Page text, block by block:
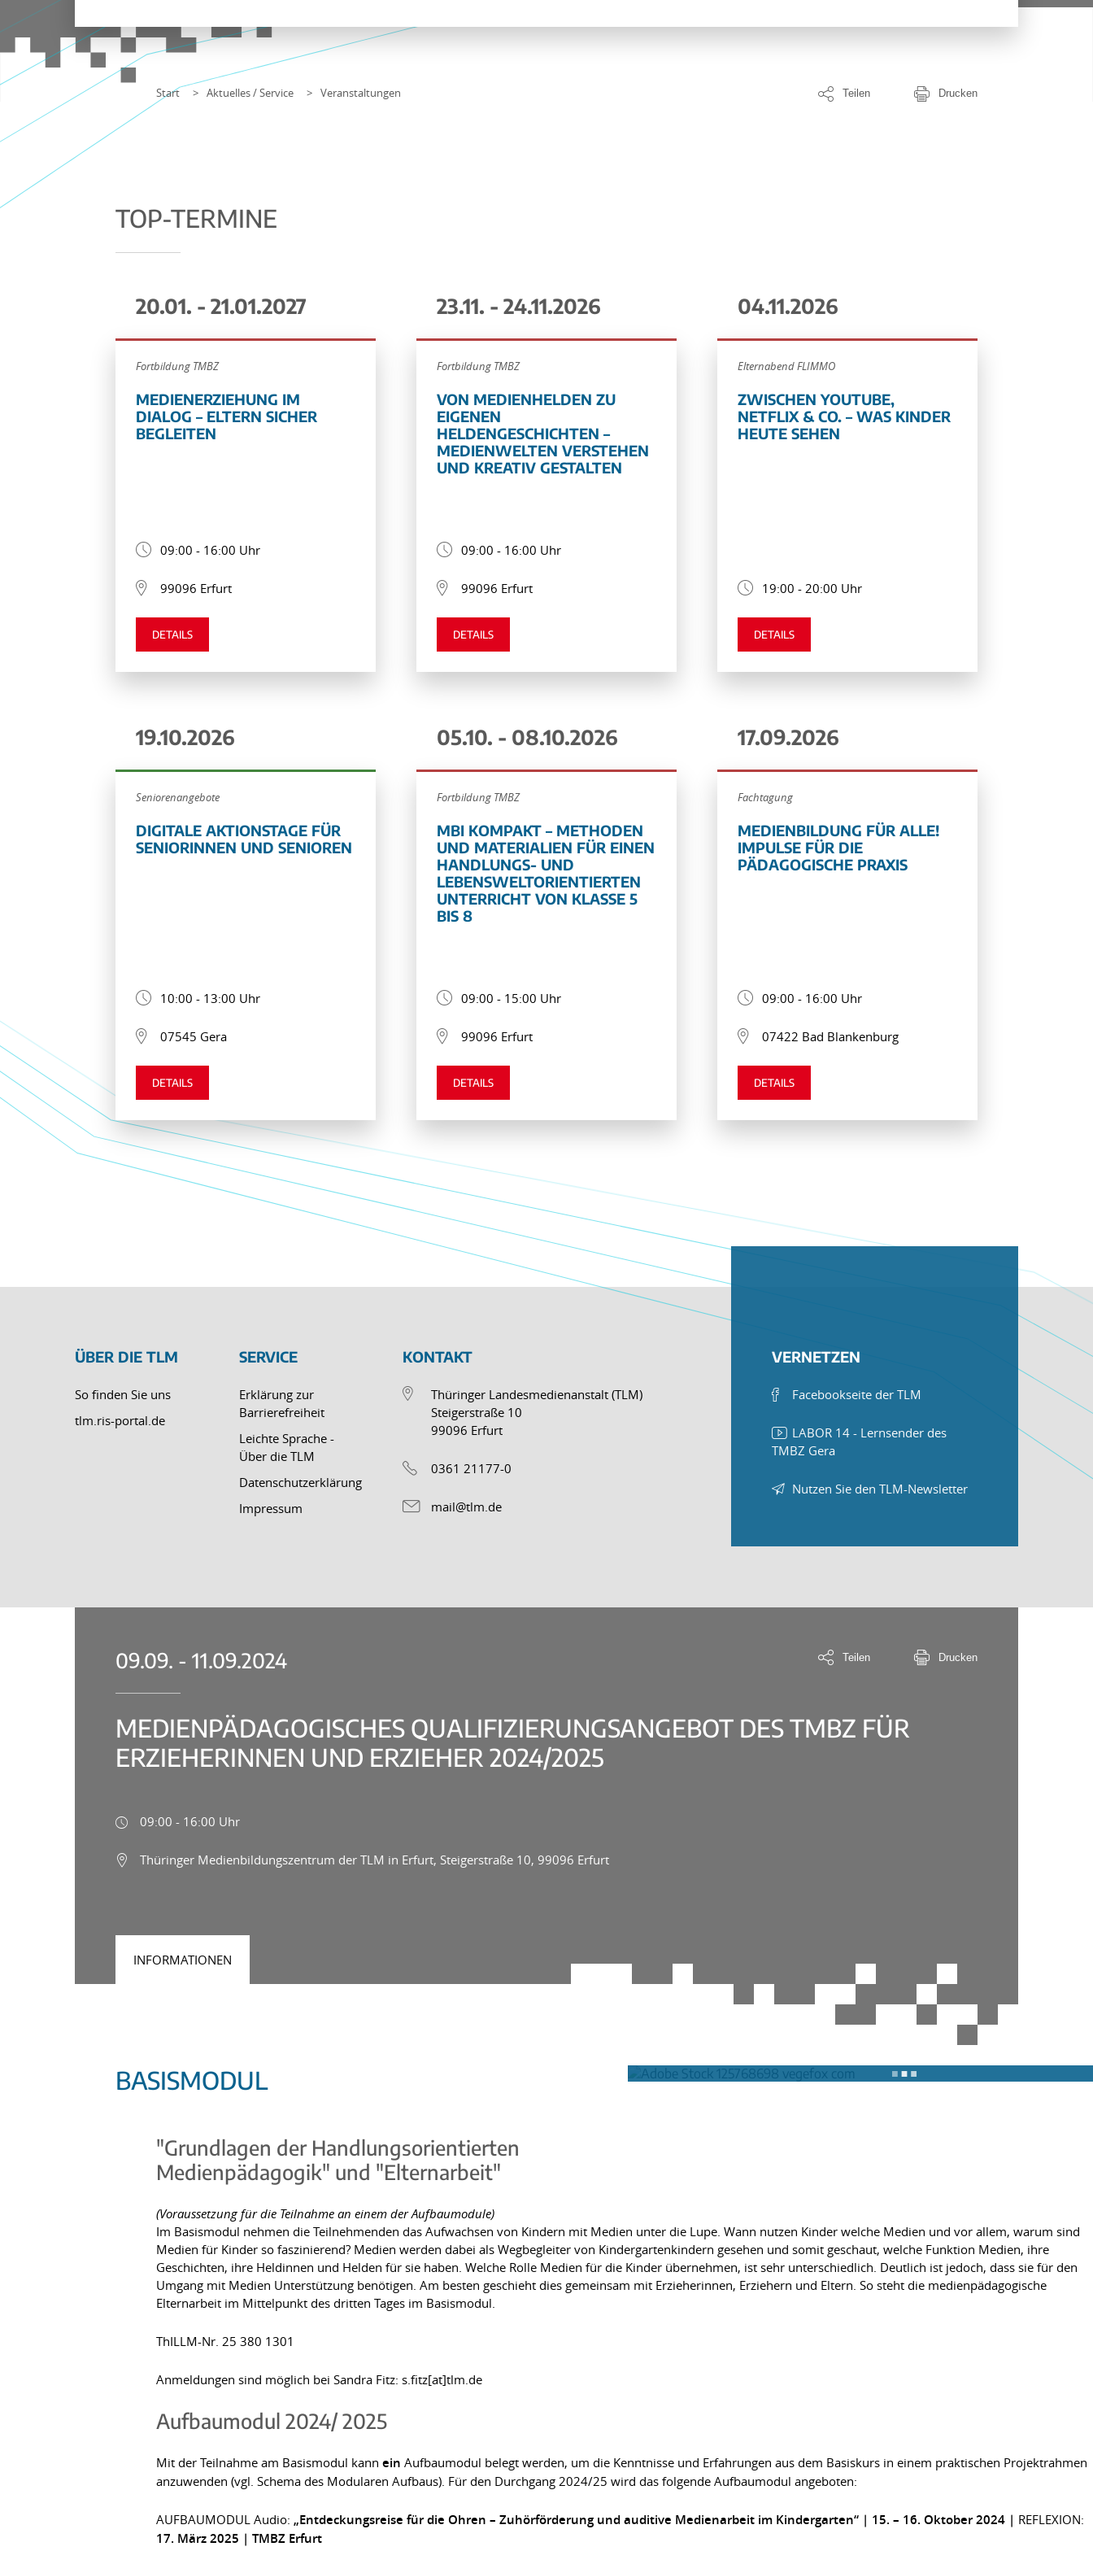
Start Aktuelles / Service Veranstaltungen Teilen Drucken
TOP-TERMINE
20.01. - 21.01.2027
Fortbildung TMBZ
MEDIENERZIEHUNG IM
DIALOG – ELTERN SICHER
BEGLEITEN
09:00 - 16:00 Uhr
99096 Erfurt
DETAILS
23.11. - 24.11.2026
Fortbildung TMBZ
VON MEDIENHELDEN ZU
EIGENEN
HELDENGESCHICHTEN –
MEDIENWELTEN VERSTEHEN
UND KREATIV GESTALTEN
09:00 - 16:00 Uhr
99096 Erfurt
DETAILS
04.11.2026
Elternabend FLIMMO
ZWISCHEN YOUTUBE,
NETFLIX & CO. – WAS KINDER
HEUTE SEHEN
19:00 - 20:00 Uhr
DETAILS
19.10.2026
Seniorenangebote
DIGITALE AKTIONSTAGE FÜR
SENIORINNEN UND SENIOREN
10:00 - 13:00 Uhr
07545 Gera
DETAILS
05.10. - 08.10.2026
Fortbildung TMBZ
MBI KOMPAKT – METHODEN
UND MATERIALIEN FÜR EINEN
HANDLUNGS- UND
LEBENSWELTORIENTIERTEN
UNTERRICHT VON KLASSE 5
BIS 8
09:00 - 15:00 Uhr
99096 Erfurt
DETAILS
17.09.2026
Fachtagung
MEDIENBILDUNG FÜR ALLE!
IMPULSE FÜR DIE
PÄDAGOGISCHE PRAXIS
09:00 - 16:00 Uhr
07422 Bad Blankenburg
DETAILS
ÜBER DIE TLM
So finden Sie uns
tlm.ris-portal.de
SERVICE
Erklärung zur
Barrierefreiheit
Leichte Sprache -
Über die TLM
Datenschutzerklärung
Impressum
KONTAKT
Thüringer Landesmedienanstalt (TLM)
Steigerstraße 10
99096 Erfurt
0361 21177-0
mail@tlm.de
VERNETZEN
Facebookseite der TLM
LABOR 14 - Lernsender des
TMBZ Gera
Nutzen Sie den TLM-Newsletter
09.09. - 11.09.2024 Teilen Drucken
MEDIENPÄDAGOGISCHES QUALIFIZIERUNGSANGEBOT DES TMBZ FÜR
ERZIEHERINNEN UND ERZIEHER 2024/2025
09:00 - 16:00 Uhr
Thüringer Medienbildungszentrum der TLM in Erfurt, Steigerstraße 10, 99096 Erfurt
INFORMATIONEN
BASISMODUL
"Grundlagen der Handlungsorientierten
Medienpädagogik" und "Elternarbeit"
(Voraussetzung für die Teilnahme an einem der Aufbaumodule)
Im Basismodul nehmen die Teilnehmenden das Aufwachsen von Kindern mit Medien unter die Lupe. Wann nutzen Kinder welche Medien und vor allem, warum sind
Medien für Kinder so faszinierend? Medien werden dabei als Wegbegleiter von Kindergartenkindern gesehen und somit geschaut, welche Funktion Medien, ihre
Geschichten, ihre Heldinnen und Helden für sie haben. Welche Rolle Medien für die Kinder übernehmen, ist sehr unterschiedlich. Deutlich ist jedoch, dass sie für den
Umgang mit Medien Unterstützung benötigen. Am besten geschieht dies gemeinsam mit Erzieherinnen, Erziehern und Eltern. So steht die medienpädagogische
Elternarbeit im Mittelpunkt des dritten Tages im Basismodul.
ThILLM-Nr. 25 380 1301
Anmeldungen sind möglich bei Sandra Fitz: s.fitz[at]tlm.de
Aufbaumodul 2024/ 2025
Mit der Teilnahme am Basismodul kann ein Aufbaumodul belegt werden, um die Kenntnisse und Erfahrungen aus dem Basiskurs in einem praktischen Projektrahmen
anzuwenden (vgl. Schema des Modularen Aufbaus). Für den Durchgang 2024/25 wird das folgende Aufbaumodul angeboten:
AUFBAUMODUL Audio: „Entdeckungsreise für die Ohren – Zuhörförderung und auditive Medienarbeit im Kindergarten“ | 15. – 16. Oktober 2024 | REFLEXION:
17. März 2025 | TMBZ Erfurt